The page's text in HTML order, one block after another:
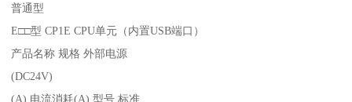
普通型
E□□型 CP1E CPU单元（内置USB端口）
产品名称 规格 外部电源
(DC24V)
(A) 电流消耗(A) 型号 标准